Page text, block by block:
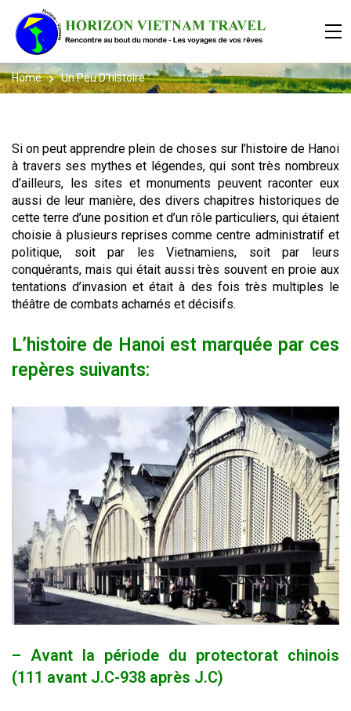
Home Un Peu D’histoire
Si on peut apprendre plein de choses sur l’histoire de Hanoi
à travers ses mythes et légendes, qui sont très nombreux
d’ailleurs, les sites et monuments peuvent raconter eux
aussi de leur manière, des divers chapitres historiques de
cette terre d’une position et d’un rôle particuliers, qui étaient
choisie à plusieurs reprises comme centre administratif et
politique, soit par les Vietnamiens, soit par leurs
conquérants, mais qui était aussi très souvent en proie aux
tentations d’invasion et était à des fois très multiples le
théâtre de combats acharnés et décisifs.
L’histoire de Hanoi est marquée par ces
repères suivants:
– Avant la période du protectorat chinois
(111 avant J.C-938 après J.C)